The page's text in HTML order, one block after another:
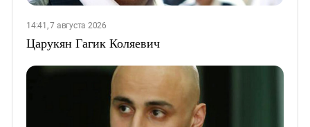
14:41, 7 августа 2026
Царукян Гагик Коляевич